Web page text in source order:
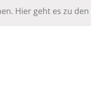
Hinweis
Hier geht es zu den